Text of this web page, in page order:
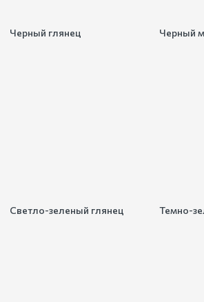
Черный глянец Черный
Светло-зеленый глянец Темно-